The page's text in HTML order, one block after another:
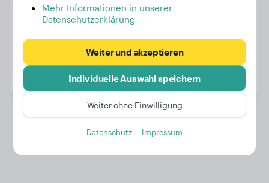
Alter:
2 Jahre, 4 Monate
Geschlecht:
Mehr Informationen in unserer
Datenschutzerklärung
Weiter und akzeptieren
Individuelle Auswahl speichern
Weiter ohne Einwilligung
Datenschutz Impressum